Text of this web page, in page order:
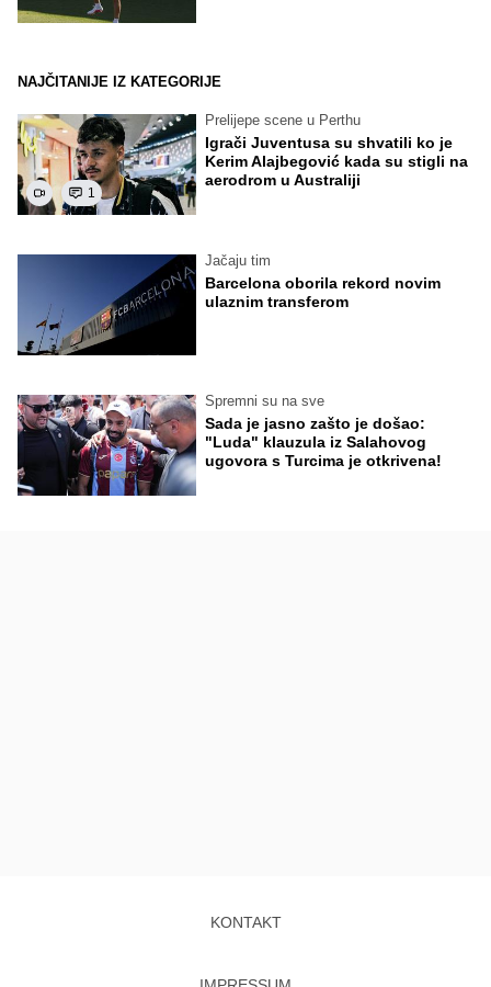
NAJČITANIJE IZ KATEGORIJE
1
Prelijepe scene u Perthu
Igrači Juventusa su shvatili ko je
Kerim Alajbegović kada su stigli na
aerodrom u Australiji
Jačaju tim
Barcelona oborila rekord novim
ulaznim transferom
Spremni su na sve
Sada je jasno zašto je došao:
"Luda" klauzula iz Salahovog
ugovora s Turcima je otkrivena!
KONTAKT